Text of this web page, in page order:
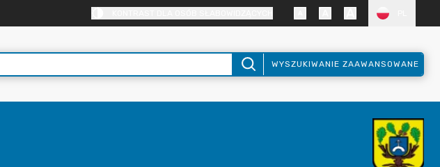
WYSZUKIWANIE ZAAWANSOWANE